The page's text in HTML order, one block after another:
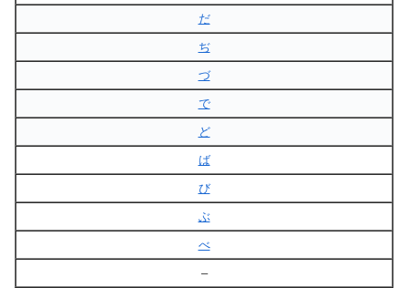
だ
ぢ
づ
で
ど
ば
び
ぶ
べ
–